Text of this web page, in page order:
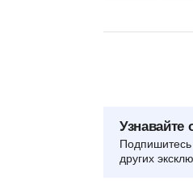
Подпишитесь
других